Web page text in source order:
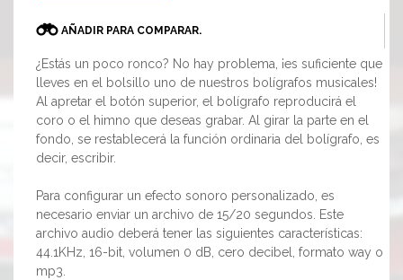
AÑADIR PARA COMPARAR.
¿Estás un poco ronco? No hay problema, ¡es suficiente que
lleves en el bolsillo uno de nuestros bolígrafos musicales!
Al apretar el botón superior, el bolígrafo reproducirá el
coro o el himno que deseas grabar. Al girar la parte en el
fondo, se restablecerá la función ordinaria del bolígrafo, es
decir, escribir.
Para configurar un efecto sonoro personalizado, es
necesario enviar un archivo de 15/20 segundos. Este
archivo audio deberá tener las siguientes características:
44.1KHz, 16-bit, volumen 0 dB, cero decibel, formato way o
mp3.